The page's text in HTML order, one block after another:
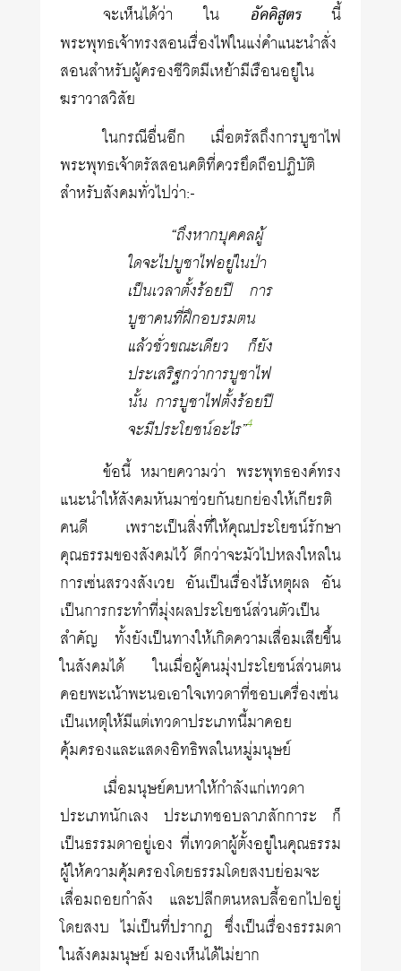
จะเห็นได้ว่า ใน อัคคิสูตร นี้
พระพุทธเจ้าทรงสอนเรื่องไฟในแง่คำแนะนำสั่ง
สอนสำหรับผู้ครองชีวิตมีเหย้ามีเรือนอยู่ใน
ฆราวาสวิสัย
ในกรณีอื่นอีก เมื่อตรัสถึงการบูชาไฟ
พระพุทธเจ้าตรัสสอนคติที่ควรยึดถือปฏิบัติ
สำหรับสังคมทั่วไปว่า:-
“ถึงหากบุคคลผู้
ใดจะไปบูชาไฟอยู่ในป่า
เป็นเวลาตั้งร้อยปี การ
บูชาคนที่ฝึกอบรมตน
แล้วชั่วขณะเดียว ก็ยัง
ประเสริฐกว่าการบูชาไฟ
นั้น การบูชาไฟตั้งร้อยปี
จะมีประโยชน์อะไร”4
ข้อนี้ หมายความว่า พระพุทธองค์ทรง
แนะนำให้สังคมหันมาช่วยกันยกย่องให้เกียรติ
คนดี เพราะเป็นสิ่งที่ให้คุณประโยชน์รักษา
คุณธรรมของสังคมไว้ ดีกว่าจะมัวไปหลงใหลใน
การเซ่นสรวงสังเวย อันเป็นเรื่องไร้เหตุผล อัน
เป็นการกระทำที่มุ่งผลประโยชน์ส่วนตัวเป็น
สำคัญ ทั้งยังเป็นทางให้เกิดความเสื่อมเสียขึ้น
ในสังคมได้ ในเมื่อผู้คนมุ่งประโยชน์ส่วนตน
คอยพะเน้าพะนอเอาใจเทวดาที่ชอบเครื่องเซ่น
เป็นเหตุให้มีแต่เทวดาประเภทนี้มาคอย
คุ้มครองและแสดงอิทธิพลในหมู่มนุษย์
เมื่อมนุษย์คบหาให้กำลังแก่เทวดา
ประเภทนักเลง ประเภทชอบลาภสักการะ ก็
เป็นธรรมดาอยู่เอง ที่เทวดาผู้ตั้งอยู่ในคุณธรรม
ผู้ให้ความคุ้มครองโดยธรรมโดยสงบย่อมจะ
เสื่อมถอยกำลัง และปลีกตนหลบลี้ออกไปอยู่
โดยสงบ ไม่เป็นที่ปรากฏ ซึ่งเป็นเรื่องธรรมดา
ในสังคมมนุษย์ มองเห็นได้ไม่ยาก